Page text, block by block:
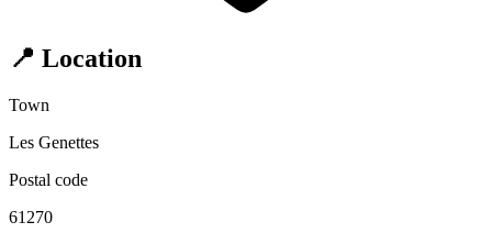
📍 Location
Town
Les Genettes
Postal code
61270